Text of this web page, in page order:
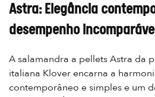
Astra: Elegância
desempenho incomparável
A salamandra a pellets Astra da
italiana Klover encarna a
contemporâneo e simples e um